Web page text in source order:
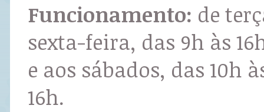
Funcionamento: de
sexta-feira, das 9h às
e aos sábados, das 10h
16h.